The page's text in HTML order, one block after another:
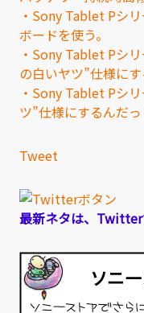
・Sony Tablet Pシ
ボードを使う。
・Sony Tablet Pシ
の白いヤツ”仕様にす
・Sony Tablet Pシ
ツ”仕様にするんだっ
Tweet
最新ネタは、